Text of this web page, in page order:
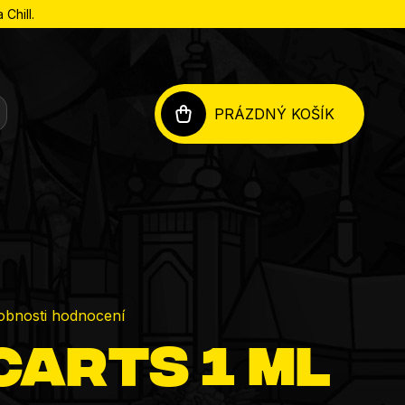
Chill.
PRÁZDNÝ KOŠÍK
hodnocení
1 ml